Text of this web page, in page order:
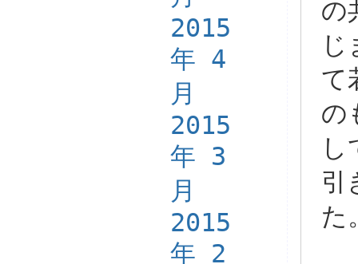
2015
年 4
月
2015
年 3
月
2015
年 2
の
じ
て
の
し
引
た